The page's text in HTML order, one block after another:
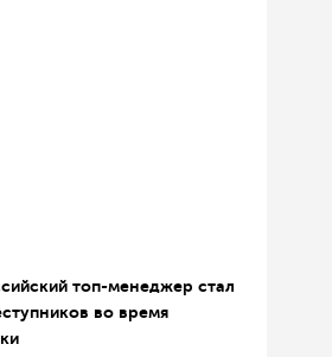
топ-менеджер стал
во время